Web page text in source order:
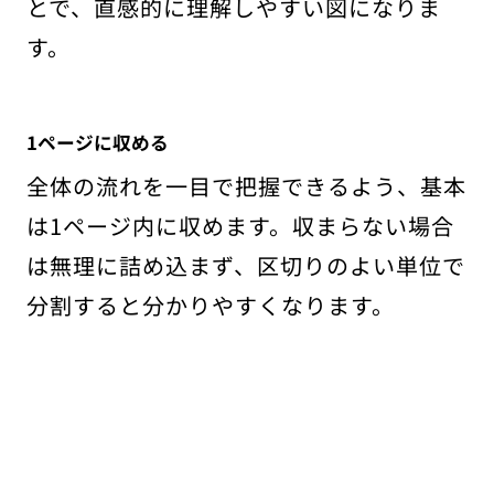
とで、直感的に理解しやすい図になりま
す。
1ページに収める
全体の流れを一目で把握できるよう、基本
は1ページ内に収めます。収まらない場合
は無理に詰め込まず、区切りのよい単位で
分割すると分かりやすくなります。